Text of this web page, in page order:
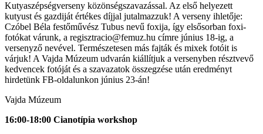
Kutyaszépségverseny közönségszavazással. Az első helyezett
kutyust és gazdiját értékes díjjal jutalmazzuk! A verseny ihletője:
Czóbel Béla festőművész Tubus nevű foxija, így elsősorban foxi-
fotókat várunk, a regisztracio@femuz.hu címre június 18-ig, a
versenyző nevével. Természetesen más fajták és mixek fotóit is
várjuk! A Vajda Múzeum udvarán kiállítjuk a versenyben résztvevő
kedvencek fotóját és a szavazatok összegzése után eredményt
hirdetünk FB-oldalunkon június 23-án!
Vajda Múzeum
16:00-18:00 Cianotípia workshop